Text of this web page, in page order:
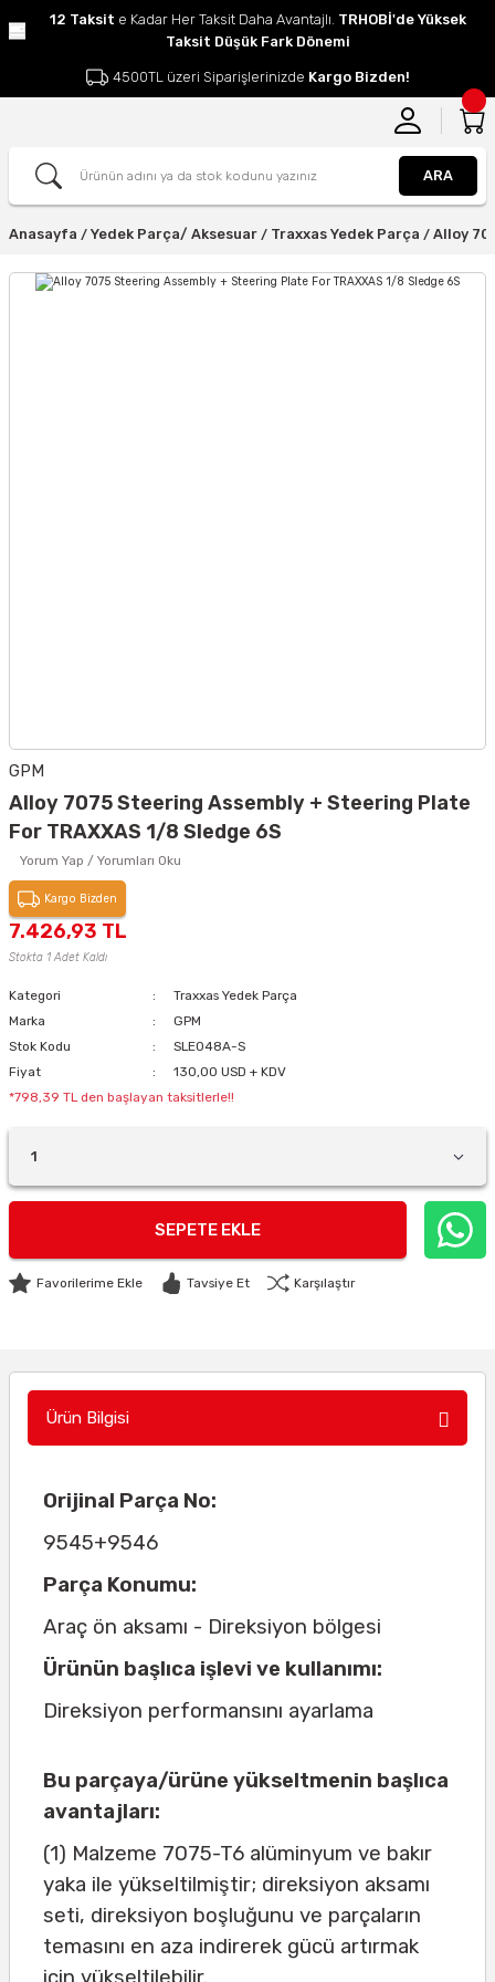
12 Taksit e Kadar Her Taksit Daha Avantajlı. TRHOBİ'de Yüksek
Taksit Düşük Fark Dönemi
4500TL üzeri Siparişlerinizde Kargo Bizden!
ARA
Anasayfa Yedek Parça/ Aksesuar Traxxas Yedek Parça Alloy
GPM
Alloy 7075 Steering Assembly + Steering Plate
For TRAXXAS 1/8 Sledge 6S
Yorum Yap / Yorumları Oku
Kargo Bizden
7.426,93 TL
Stokta 1 Adet Kaldı
Kategori
Traxxas Yedek Parça
Marka
GPM
Stok Kodu
SLE048A-S
Fiyat
130,00 USD + KDV
*798,39 TL den başlayan taksitlerle!!
SEPETE EKLE
Tavsiye Et Karşılaştır
Ürün Bilgisi
Orijinal Parça No:
9545+9546
Parça Konumu:
Araç ön aksamı - Direksiyon bölgesi
Ürünün başlıca işlevi ve kullanımı:
Direksiyon performansını ayarlama
Bu parçaya/ürüne yükseltmenin başlıca
avantajları:
(1) Malzeme 7075-T6 alüminyum ve bakır
yaka ile yükseltilmiştir; direksiyon aksamı
seti, direksiyon boşluğunu ve parçaların
temasını en aza indirerek gücü artırmak